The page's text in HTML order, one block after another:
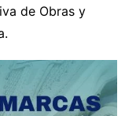
de Obras y